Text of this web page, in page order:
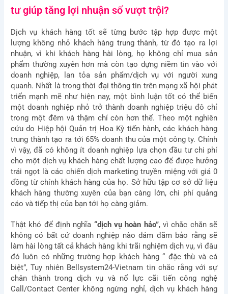
tư giúp tăng lợi nhuận số vượt trội?
Dịch vụ khách hàng tốt sẽ từng bước tập hợp được một
lượng không nhỏ khách hàng trung thành, từ đó tạo ra lợi
nhuận, vì khi khách hàng hài lòng, họ không chỉ mua sản
phẩm thường xuyên hơn mà còn tạo dựng niềm tin vào với
doanh nghiệp, lan tỏa sản phẩm/dịch vụ với người xung
quanh. Nhất là trong thời đại thông tin trên mạng xã hội phát
triển mạnh mẽ như hiện nay, một bình luận tốt có thể biến
một doanh nghiệp nhỏ trở thành doanh nghiệp triệu đô chỉ
trong một đêm và thậm chí còn hơn thế. Theo một nghiên
cứu do Hiệp hội Quản trị Hoa Kỳ tiến hành, các khách hàng
trung thành tạo ra tới 65% doanh thu của một công ty. Chính
vì vậy, đã có không ít doanh nghiệp lựa chọn đầu tư chi phí
cho một dịch vụ khách hàng chất lượng cao để được hưởng
trái ngọt là các chiến dịch marketing truyền miệng với giá 0
đồng từ chính khách hàng của họ. Sở hữu tập cơ sở dữ liệu
khách hàng thường xuyên của bạn càng lớn, chi phí quảng
cáo và tiếp thị của bạn tới họ càng giảm.
Thật khó để định nghĩa “dịch vụ hoàn hảo”, vì chắc chắn sẽ
không có bất cứ doanh nghiệp nào dám đãm bảo rằng sẽ
làm hài lòng tất cả khách hàng khi trãi nghiệm dịch vụ, vì đâu
đó luôn có những trường hợp khách hàng “ đặc thù và cá
biệt”, Tuy nhiên Bellsystem24-Vietnam tin chắc rằng với sự
chân thành trong dịch vụ và nổ lực cãi tiến công nghệ
Call/Contact Center không ngừng nghỉ, dịch vụ khách hàng